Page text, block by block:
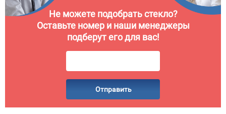
Не можете подобрать стекло?
Оставьте номер и наши менеджеры
подберут его для вас!
Отправить